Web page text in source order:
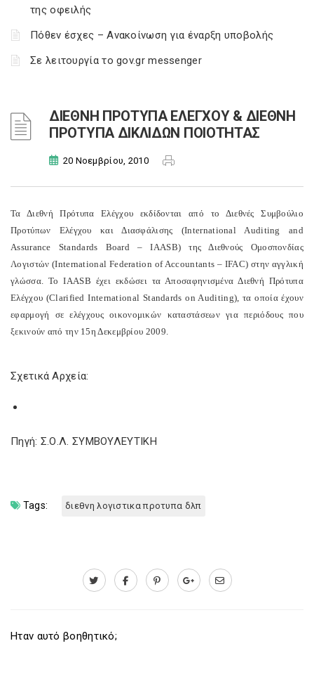
της οφειλής
Πόθεν έσχες – Ανακοίνωση για έναρξη υποβολής
Σε λειτουργία το gov.gr messenger
ΔΙΕΘΝΗ ΠΡΟΤΥΠΑ ΕΛΕΓΧΟΥ & ΔΙΕΘΝΗ
ΠΡΟΤΥΠΑ ΔΙΚΛΙΔΩΝ ΠΟΙΟΤΗΤΑΣ
20 Νοεμβρίου, 2010
Τα Διεθνή Πρότυπα Ελέγχου εκδίδονται από το Διεθνές Συμβούλιο
Προτύπων Ελέγχου και Διασφάλισης (International Auditing and
Assurance Standards Board – IAASB) της Διεθνούς Ομοσπονδίας
Λογιστών (International Federation of Accountants – IFAC) στην αγγλική
γλώσσα. Το IAASB έχει εκδώσει τα Αποσαφηνισμένα Διεθνή Πρότυπα
Ελέγχου (Clarified International Standards on Auditing), τα οποία έχουν
εφαρμογή σε ελέγχους οικονομικών καταστάσεων για περιόδους που
ξεκινούν από την 15η Δεκεμβρίου 2009.
Σχετικά Αρχεία:
Πηγή: Σ.Ο.Λ. ΣΥΜΒΟΥΛΕΥΤΙΚΗ
Tags: διεθνη λογιστικα προτυπα δλπ
Ηταν αυτό βοηθητικό;